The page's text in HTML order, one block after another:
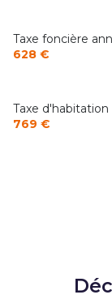
Taxe foncière
628 €
Taxe d'habitation
769 €